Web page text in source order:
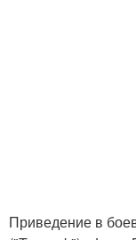
Приведение в